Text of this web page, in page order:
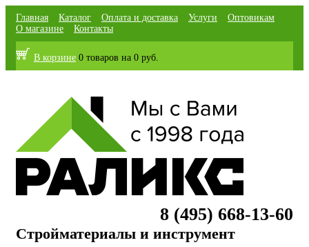
Главная Каталог Оплата и доставка Услуги
Оптовикам
О магазине
Контакты
В корзине 0 товаров на 0 руб.
8 (495) 668-13-60
Стройматериалы и инструмент